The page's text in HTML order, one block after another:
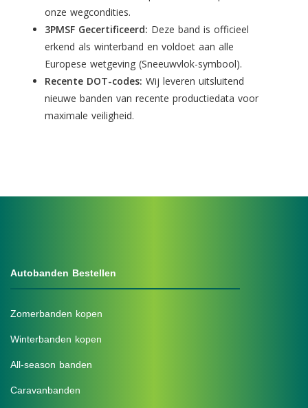
onze wegcondities.
3PMSF Gecertificeerd: Deze band is officieel
erkend als winterband en voldoet aan alle
Europese wetgeving (Sneeuwvlok-symbool).
Recente DOT-codes: Wij leveren uitsluitend
nieuwe banden van recente productiedata voor
maximale veiligheid.
Autobanden Bestellen
Zomerbanden kopen
Winterbanden kopen
All-season banden
Caravanbanden